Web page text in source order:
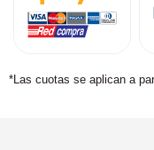
*Las cuotas se aplican a